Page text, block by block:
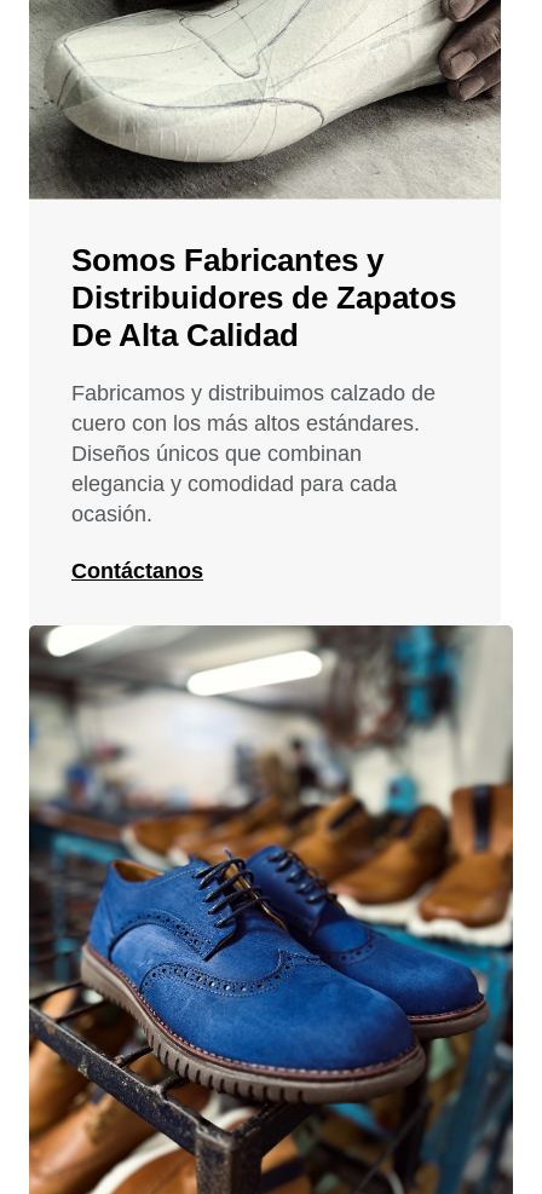
Somos Fabricantes y
Distribuidores de Zapatos
De Alta Calidad
Fabricamos y distribuimos calzado de
cuero con los más altos estándares.
Diseños únicos que combinan
elegancia y comodidad para cada
ocasión.
Contáctanos